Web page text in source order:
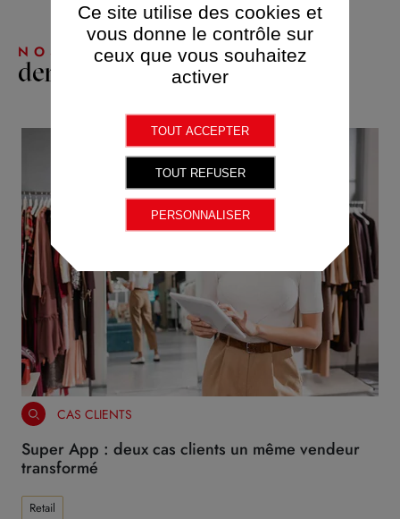
NOS
derniers insights
CAS CLIENTS
Super App : deux cas clients un même vendeur
transformé
Retail
Ce site utilise des cookies et
vous donne le contrôle sur
ceux que vous souhaitez
activer
TOUT ACCEPTER
TOUT REFUSER
PERSONNALISER